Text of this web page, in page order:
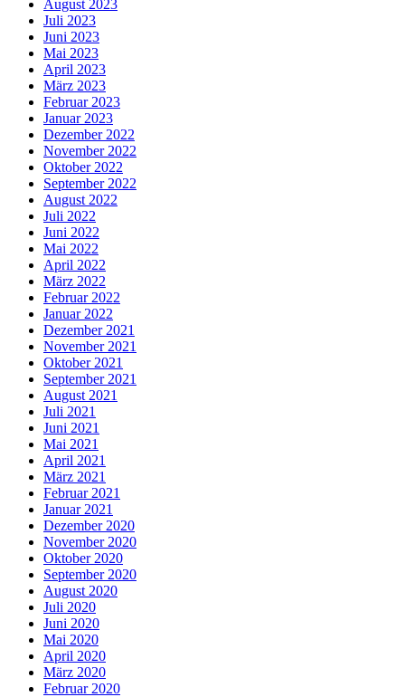
August 2023
Juli 2023
Juni 2023
Mai 2023
April 2023
März 2023
Februar 2023
Januar 2023
Dezember 2022
November 2022
Oktober 2022
September 2022
August 2022
Juli 2022
Juni 2022
Mai 2022
April 2022
März 2022
Februar 2022
Januar 2022
Dezember 2021
November 2021
Oktober 2021
September 2021
August 2021
Juli 2021
Juni 2021
Mai 2021
April 2021
März 2021
Februar 2021
Januar 2021
Dezember 2020
November 2020
Oktober 2020
September 2020
August 2020
Juli 2020
Juni 2020
Mai 2020
April 2020
März 2020
Februar 2020